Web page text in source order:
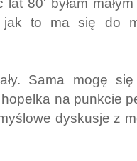
80' byłam
jak to ma się do
Sama mogę
na punkcie
dyskusje z